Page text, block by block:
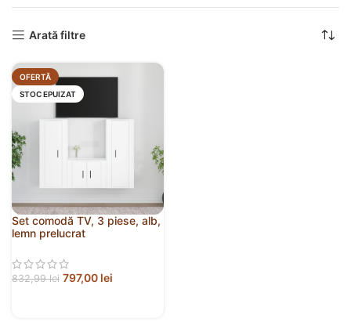
Arată filtre
OFERTĂ
STOC EPUIZAT
Set comodă TV, 3 piese, alb,
lemn prelucrat
832,99lei 797,00 lei